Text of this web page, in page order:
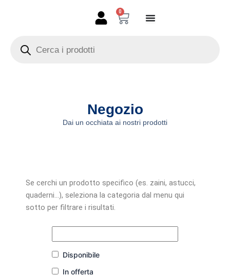
0
Carrello
search
Negozio
Dai un occhiata ai nostri prodotti
Se cerchi un prodotto specifico (es. zaini, astucci,
quaderni…), seleziona la categoria dal menu qui
sotto per filtrare i risultati.
Disponibile
In offerta